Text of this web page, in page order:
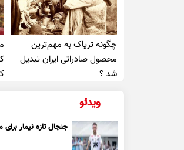
چگونه تریاک به مهم‌ترین
محصول صادراتی ایران تبدیل
شد ؟
ویدئو
جنجال تازه نیمار